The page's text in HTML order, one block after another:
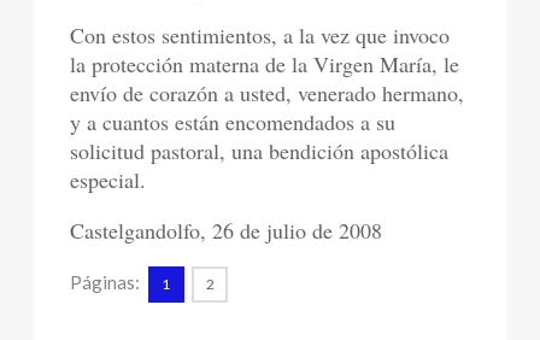
Con estos sentimientos, a la vez que invoco
la protección materna de la Virgen María, le
envío de corazón a usted, venerado hermano,
y a cuantos están encomendados a su
solicitud pastoral, una bendición apostólica
especial.
Castelgandolfo, 26 de julio de 2008
Páginas: 1 2